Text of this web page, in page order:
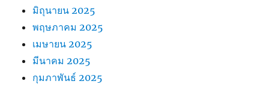
มิถุนายน 2025
พฤษภาคม 2025
เมษายน 2025
มีนาคม 2025
กุมภาพันธ์ 2025